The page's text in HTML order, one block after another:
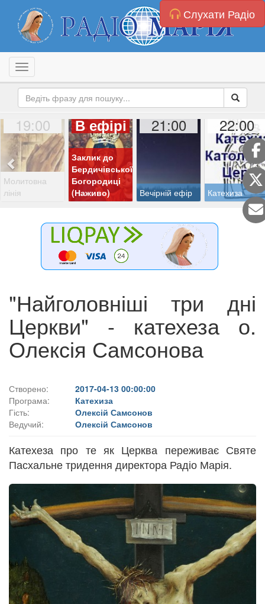
Слухати Радіо
Toggle navigation
19:00
Молитовна
лінія
В ефірі
Заклик до
Бердичівської
Богородиці
(Наживо)
21:00
Вечірній ефір
22:00
Катехиза
"Найголовніші три дні
Церкви" - катехеза о.
Олексія Самсонова
Створено:
2017-04-13 00:00:00
Програма:
Катехиза
Гість:
Олексій Самсонов
Ведучий:
Олексій Самсонов
Катехеза про те як Церква переживає Святе
Пасхальне тридення директора Радіо Марія.